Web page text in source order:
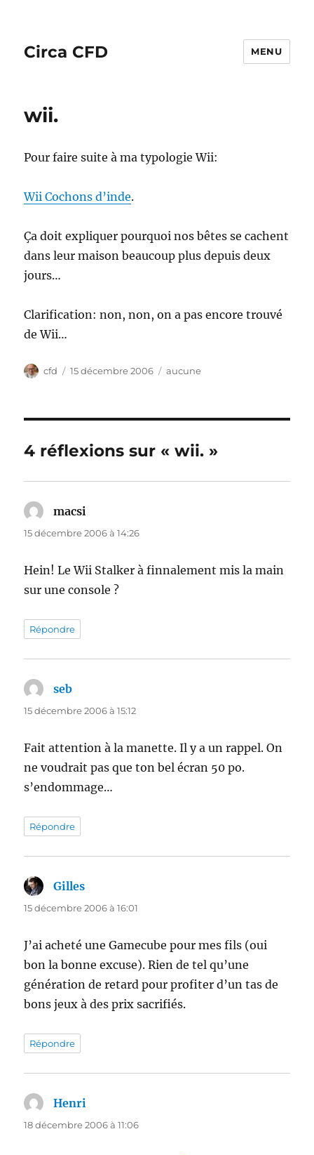
Circa CFD MENU
wii.
Pour faire suite à ma typologie Wii:
Wii Cochons d’inde.
Ça doit expliquer pourquoi nos bêtes se cachent
dans leur maison beaucoup plus depuis deux
jours…
Clarification: non, non, on a pas encore trouvé
de Wii…
Auteur
cfd
Publié
15 décembre 2006 Catégories
aucune
4 réflexions sur « wii. »
macsi
15 décembre 2006 à 14:26
Hein! Le Wii Stalker à finnalement mis la main
sur une console ?
Répondre
seb
15 décembre 2006 à 15:12
Fait attention à la manette. Il y a un rappel. On
ne voudrait pas que ton bel écran 50 po.
s’endommage…
Répondre
Gilles
15 décembre 2006 à 16:01
J’ai acheté une Gamecube pour mes fils (oui
bon la bonne excuse). Rien de tel qu’une
génération de retard pour profiter d’un tas de
bons jeux à des prix sacrifiés.
Répondre
Henri
18 décembre 2006 à 11:06